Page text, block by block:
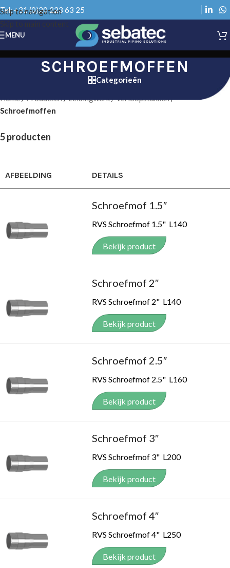
Skip to navigation
Skip to main content
Tel: +31 (0)20 223 63 25
MENU
SCHROEFMOFFEN
Categorieën
Home/Producten/Leidingwerk/Verloopstukken/
Schroefmoffen
5 producten
AFBEELDING DETAILS
Schroefmof 1.5″
RVS Schroefmof 1.5" L140
Bekijk product
Schroefmof 2″
RVS Schroefmof 2" L140
Bekijk product
Schroefmof 2.5″
RVS Schroefmof 2.5" L160
Bekijk product
Schroefmof 3″
RVS Schroefmof 3" L200
Bekijk product
Schroefmof 4″
RVS Schroefmof 4" L250
Bekijk product